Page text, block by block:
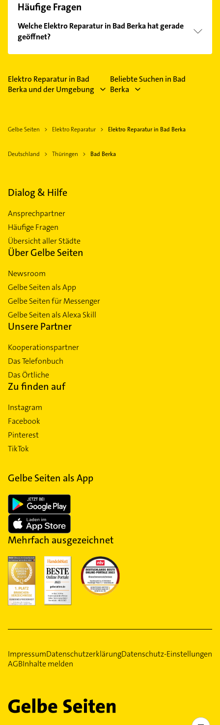
Häufige Fragen
Welche Elektro Reparatur in Bad Berka hat gerade
geöffnet?
Im Anbieter-Bereich finden Sie alleÖffnungszeiten.
Feiertagen abweichen können.
Elektro Reparatur in Bad
Berka und der Umgebung
Beliebte Suchen in Bad
Berka
Gelbe Seiten Elektro Reparatur Elektro Reparatur in Bad Berka
Deutschland Thüringen Bad Berka
Dialog & Hilfe
Ansprechpartner
Häufige Fragen
Übersicht aller Städte
Über Gelbe Seiten
Newsroom
Gelbe Seiten als App
Gelbe Seiten für Messenger
Gelbe Seiten als Alexa Skill
Unsere Partner
Kooperationspartner
Das Telefonbuch
Das Örtliche
Zu finden auf
Instagram
Facebook
Pinterest
TikTok
Gelbe Seiten als App
Mehrfach ausgezeichnet
ImpressumDatenschutzerklärungDatenschutz-Einstellungen
AGBInhalte melden